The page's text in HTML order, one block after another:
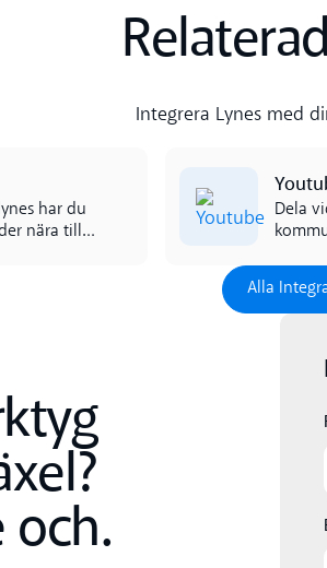
Integrera Lynes med
har du
nära till
Dela
ett
Alla
och.